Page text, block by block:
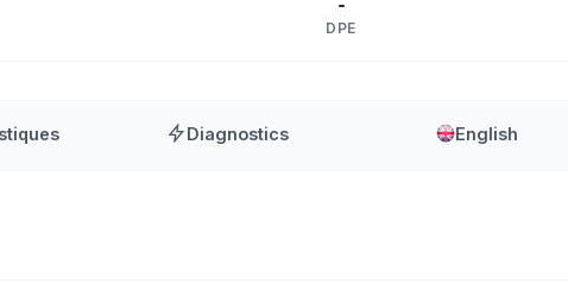
-
DPE
Diagnostics English